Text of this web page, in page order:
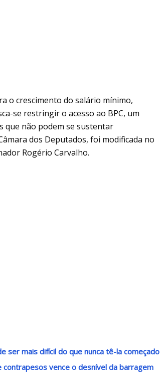
o crescimento do salário mínimo,
se restringir o acesso ao BPC, um
que não podem se sustentar
dos Deputados, foi modificada no
Rogério Carvalho.
ser mais difícil do que nunca tê-la começado
vence o desnível da barragem